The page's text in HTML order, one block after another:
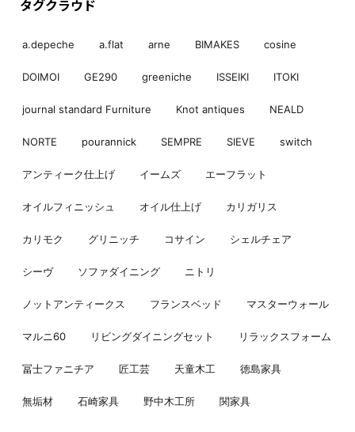
タグクラウド
a.depeche a.flat arne BIMAKES cosine
DOIMOI GE290 greeniche ISSEIKI ITOKI
journal standard Furniture Knot antiques NEALD
NORTE pourannick SEMPRE SIEVE switch
アンティーク仕上げ イームズ エーフラット
オイルフィニッシュ オイル仕上げ カリガリス
カリモク グリニッチ コサイン シェルチェア
シーヴ ソファダイニング ニトリ
ノットアンティークス フランスベッド マスターウォール
マルニ60 リビングダイニングセット リラックスフォーム
冨士ファニチア 匠工芸 天童木工 徳島家具
無垢材 石崎家具 野中木工所 関家具